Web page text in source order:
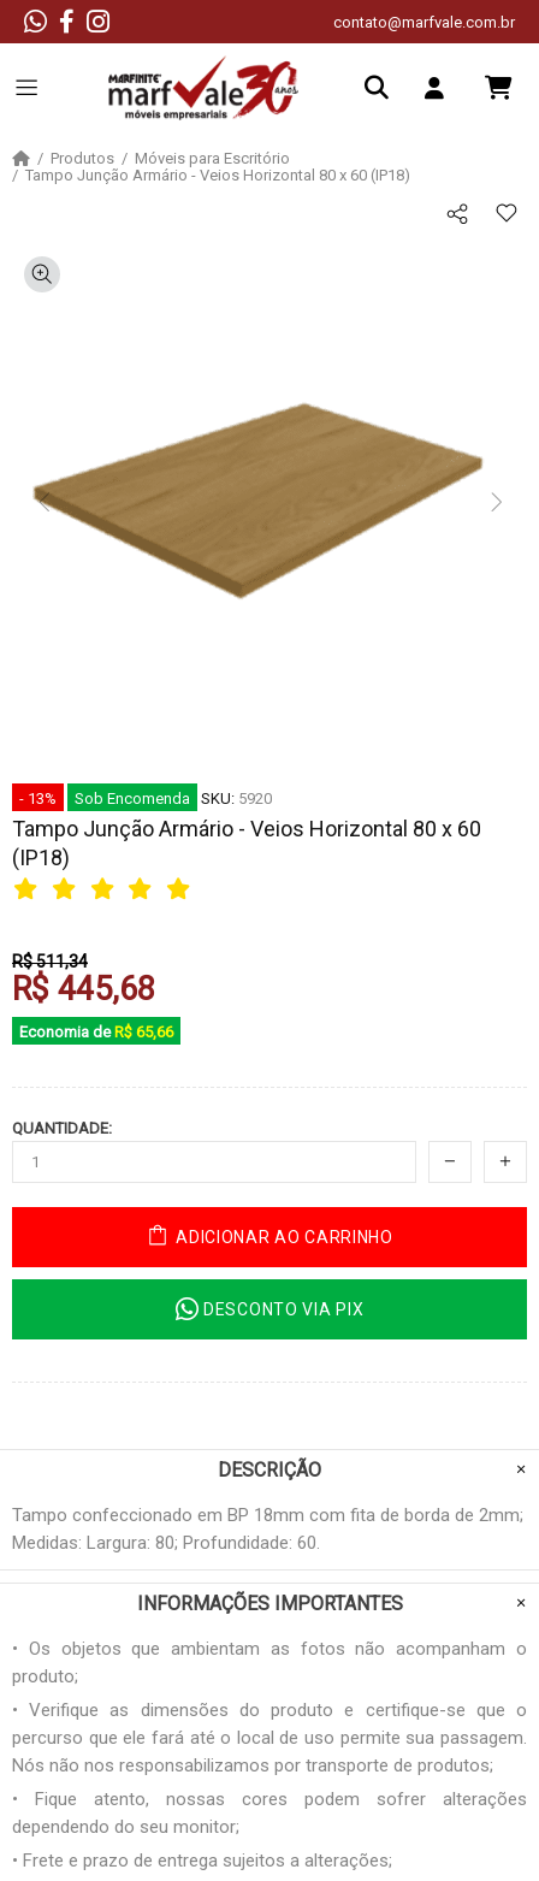
contato@marfvale.com.br
Produtos
Móveis para Escritório
Tampo Junção Armário - Veios Horizontal 80 x 60 (IP18)
- 13% Sob Encomenda SKU: 5920
Tampo Junção Armário - Veios Horizontal 80 x 60
(IP18)
R$ 511,34
R$ 445,68
Economia de R$ 65,66
QUANTIDADE:
ADICIONAR AO CARRINHO
DESCONTO VIA PIX
DESCRIÇÃO
Tampo confeccionado em BP 18mm com fita de borda de 2mm;
Medidas: Largura: 80; Profundidade: 60.
INFORMAÇÕES IMPORTANTES
• Os objetos que ambientam as fotos não acompanham o
produto;
• Verifique as dimensões do produto e certifique-se que o
percurso que ele fará até o local de uso permite sua passagem.
Nós não nos responsabilizamos por transporte de produtos;
• Fique atento, nossas cores podem sofrer alterações
dependendo do seu monitor;
• Frete e prazo de entrega sujeitos a alterações;